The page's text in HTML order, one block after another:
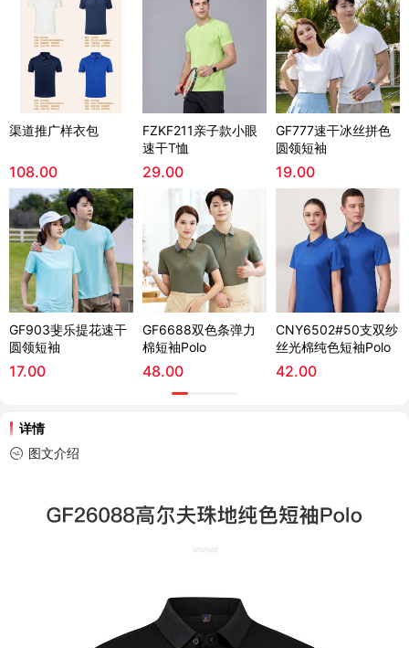
渠道推广样衣包
108.00
FZKF211亲子款小眼
速干T恤
29.00
GF777速干冰丝拼色
圆领短袖
19.00
GF903斐乐提花速干
圆领短袖
17.00
GF6688双色条弹力
棉短袖Polo
48.00
CNY6502#50支双纱
丝光棉纯色短袖Polo
42.00
详情
图文介绍